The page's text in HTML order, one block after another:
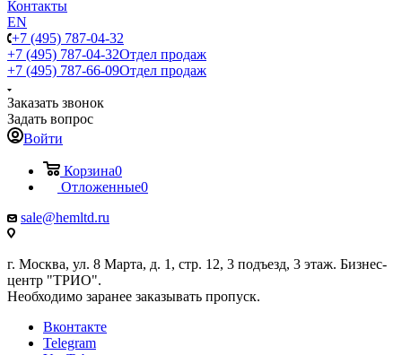
Контакты
EN
+7 (495) 787-04-32
+7 (495) 787-04-32Отдел продаж
+7 (495) 787-66-09Отдел продаж
Заказать звонок
Задать вопрос
Войти
Корзина0
Отложенные0
sale@hemltd.ru
г. Москва, ул. 8 Марта, д. 1, стр. 12, 3 подъезд, 3 этаж. Бизнес-
центр "ТРИО".
Необходимо заранее заказывать пропуск.
Вконтакте
Telegram